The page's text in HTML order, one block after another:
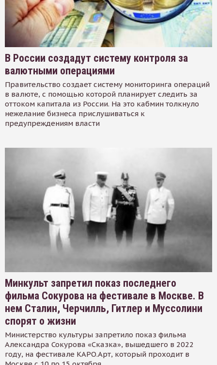
В России создадут систему контроля за
валютными операциями
Правительство создает систему мониторинга операций
в валюте, с помощью которой планирует следить за
оттоком капитала из России. На это кабмин толкнуло
нежелание бизнеса прислушиваться к
предупреждениям власти
Минкульт запретил показ последнего
фильма Сокурова на фестивале в Москве. В
нем Сталин, Черчилль, Гитлер и Муссолини
спорят о жизни
Министерство культуры запретило показ фильма
Александра Сокурова «Сказка», вышедшего в 2022
году, на фестивале КАРО.Арт, который проходит в